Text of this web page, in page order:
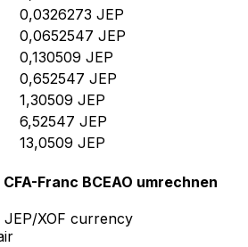
0,0326273 JEP
0,0652547 JEP
0,130509 JEP
0,652547 JEP
1,30509 JEP
6,52547 JEP
13,0509 JEP
Franc BCEAO umrechnen
XOF currency